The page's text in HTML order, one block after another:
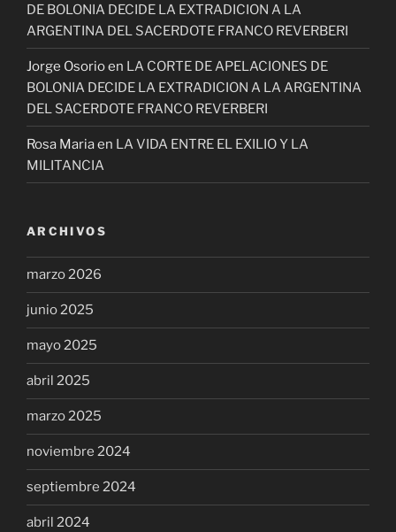
DE BOLONIA DECIDE LA EXTRADICION A LA
ARGENTINA DEL SACERDOTE FRANCO REVERBERI
Jorge Osorioen LA CORTE DE APELACIONES DE
BOLONIA DECIDE LA EXTRADICION A LA ARGENTINA
DEL SACERDOTE FRANCO REVERBERI
Rosa Mariaen LA VIDA ENTRE EL EXILIO Y LA
MILITANCIA
ARCHIVOS
marzo 2026
junio 2025
mayo 2025
abril 2025
marzo 2025
noviembre 2024
septiembre 2024
abril 2024